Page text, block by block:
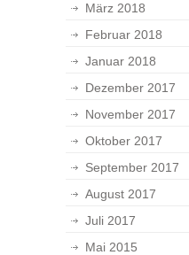
März 2018
Februar 2018
Januar 2018
Dezember 2017
November 2017
Oktober 2017
September 2017
August 2017
Juli 2017
Mai 2015